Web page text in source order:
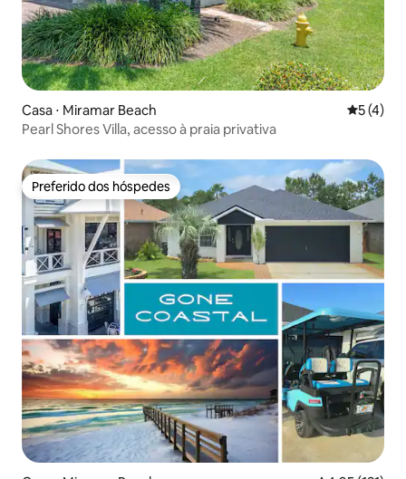
Casa ⋅ Miramar Beach 5 de
5 (4)
Pearl Shores Villa, acesso à praia privativa
Preferido dos hóspedes
Preferido dos hóspedes